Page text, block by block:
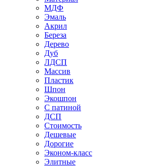
МДФ
Эмаль
Акрил
Береза
Дерево
Дуб
ЛДСП
Массив
Пластик
Шпон
Экошпон
С патиной
ДСП
Стоимость
Дешевые
Дорогие
Эконом-класс
Элитные